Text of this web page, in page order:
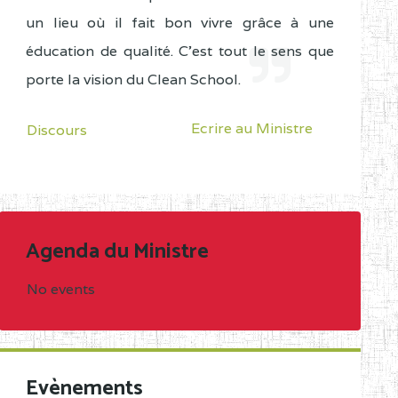
un lieu où il fait bon vivre grâce à une
éducation de qualité. C'est tout le sens que
porte la vision du Clean School.
Discours Ecrire au Ministre
Agenda du Ministre
No events
Evènements